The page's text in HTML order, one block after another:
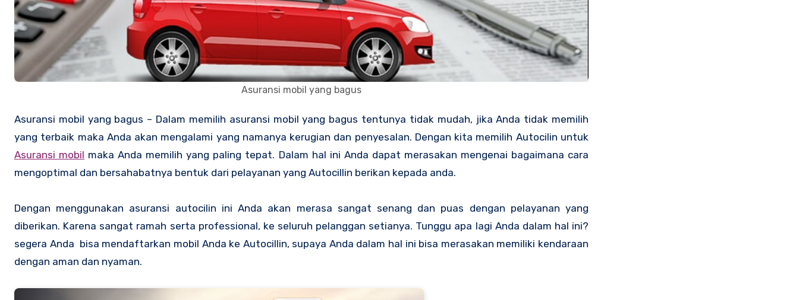
Asuransi mobil yang bagus
Asuransi mobil yang bagus – Dalam memilih asuransi mobil yang bagus tentunya tidak mudah, jika Anda tidak memilih
yang terbaik maka Anda akan mengalami yang namanya kerugian dan penyesalan. Dengan kita memilih Autocilin untuk
Asuransi mobil maka Anda memilih yang paling tepat. Dalam hal ini Anda dapat merasakan mengenai bagaimana cara
mengoptimal dan bersahabatnya bentuk dari pelayanan yang Autocillin berikan kepada anda.
Dengan menggunakan asuransi autocilin ini Anda akan merasa sangat senang dan puas dengan pelayanan yang
diberikan. Karena sangat ramah serta professional, ke seluruh pelanggan setianya. Tunggu apa lagi Anda dalam hal ini?
segera Anda bisa mendaftarkan mobil Anda ke Autocillin, supaya Anda dalam hal ini bisa merasakan memiliki kendaraan
dengan aman dan nyaman.